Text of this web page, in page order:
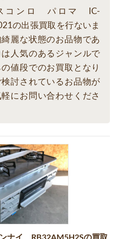
コンロ パロマ IC-
の出張買取を行ないま
麗な状態のお品物であ
人気のあるジャンルで
値段でのお買取となり
討されているお品物が
にお問い合わせくださ